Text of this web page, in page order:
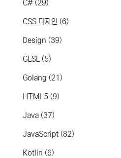
C# (29)
CSS 디자인 (6)
Design (39)
GLSL (5)
Golang (21)
HTML5 (9)
Java (37)
JavaScript (82)
Kotlin (6)